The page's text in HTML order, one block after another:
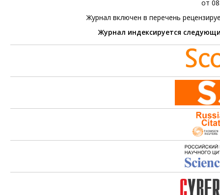
от
Журнал включен в перечень
Журнал индексируется